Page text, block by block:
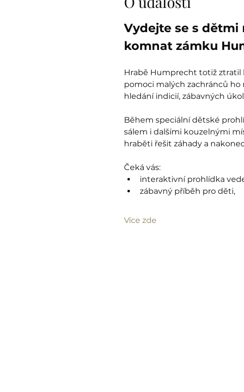
Vydejte se s
komnat zámku
Hrabě Humprecht totiž ztratil
pomoci malých zachránců
hledání indicií, zábavných
Během speciální dětské
sálem i dalšími kouzelnými
hraběti řešit záhady a
Čeká vás:
interaktivní prohlídka
zábavný příběh pro děti,
Více zde